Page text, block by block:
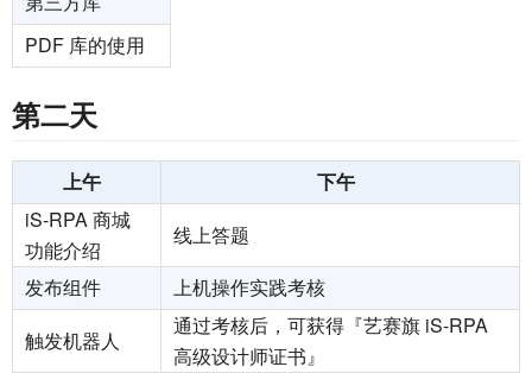
PDF 库的使用
第二天
上午
下午
iS-RPA 商城
功能介绍
线上答题
发布组件
上机操作实践考核
触发机器人
通过考核后，可获得『艺赛旗 iS-RPA
高级设计师证书』